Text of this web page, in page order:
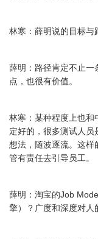
林寒：薛明说的目标与
薛明：路径肯定不止一
点，也很有价值。
林寒：某种程度上也和
定好的，很多测试人员
想法，随波逐流。这样
管有责任去引导员工。
薛明：淘宝的Job
擎）？广度和深度对人